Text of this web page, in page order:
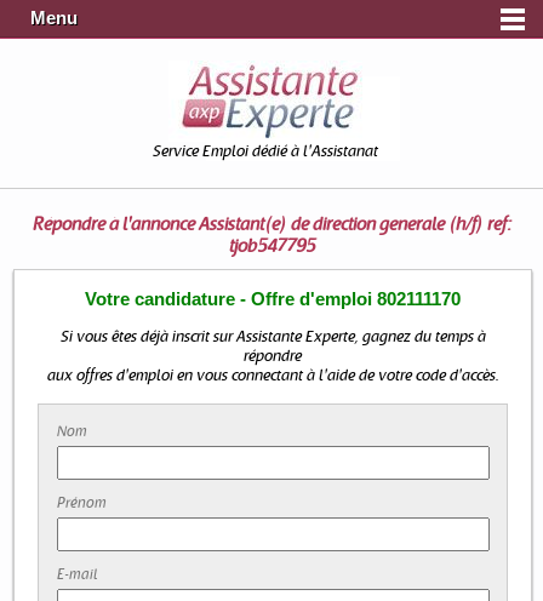
Menu
Service Emploi dédié à l'Assistanat
Répondre à l'annonceAssistant(e) de direction generale (h/f) ref:
tjob547795
Votre candidature - Offre d'emploi 802111170
Si vous êtes déjà inscrit sur Assistante Experte, gagnez du temps à
répondre
aux offres d'emploi en vous connectant à l'aide de votre code d'accès.
Nom
Prénom
E-mail